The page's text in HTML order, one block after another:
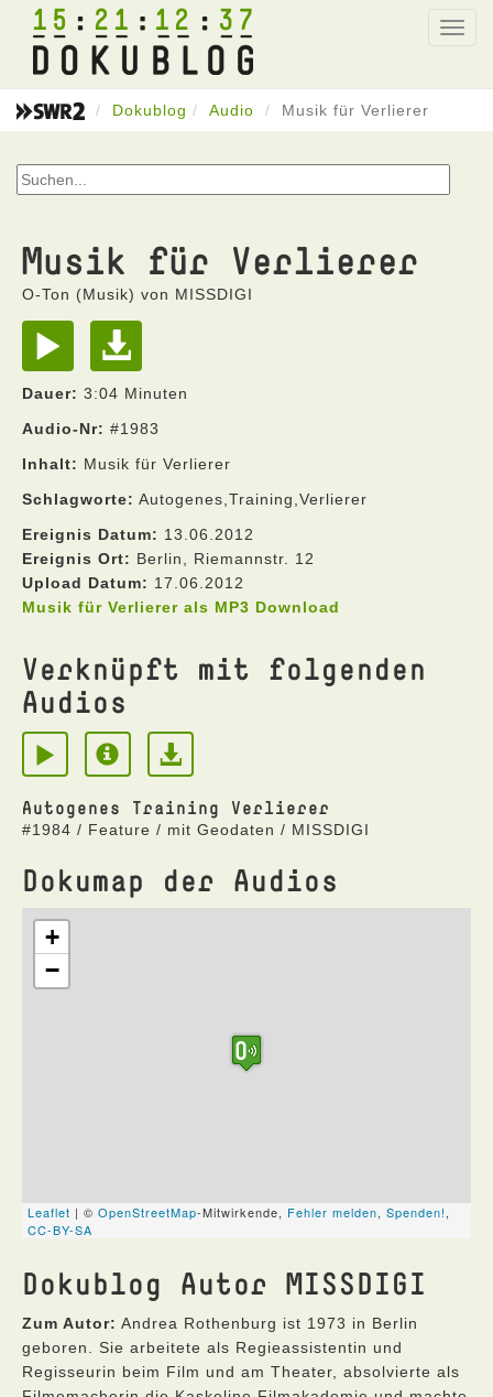
15 21 12 37
Dokublog Audio Musik für Verlierer
Musik für Verlierer
O-Ton (Musik) von MISSDIGI
Dauer: 3:04 Minuten
Audio-Nr: #1983
Inhalt: Musik für Verlierer
Schlagworte: Autogenes,Training,Verlierer
Ereignis Datum: 13.06.2012
Ereignis Ort: Berlin, Riemannstr. 12
Upload Datum: 17.06.2012
Musik für Verlierer als MP3 Download
Verknüpft mit folgenden
Audios
Autogenes Training Verlierer
#1984 / Feature / mit Geodaten / MISSDIGI
Dokumap der Audios
Dokublog Autor MISSDIGI
Zum Autor: Andrea Rothenburg ist 1973 in Berlin
geboren. Sie arbeitete als Regieassistentin und
Regisseurin beim Film und am Theater, absolvierte als